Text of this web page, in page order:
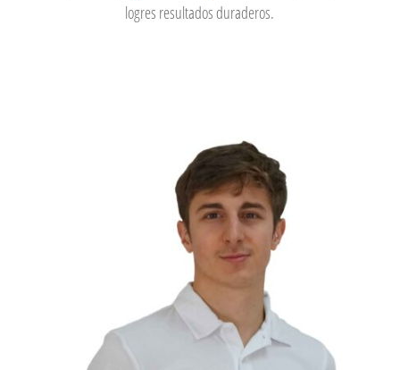
logres resultados duraderos.